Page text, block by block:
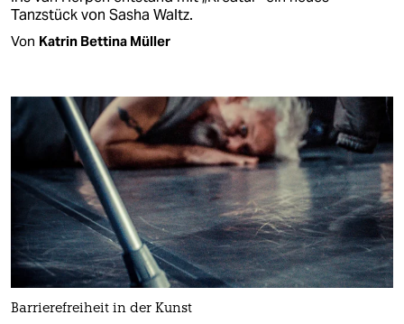
Tanzstück von Sasha Waltz.
Von Katrin Bettina Müller
Barrierefreiheit in der Kunst